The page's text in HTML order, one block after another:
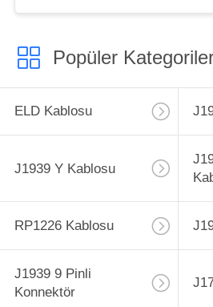
Popüler
ELD Kablosu
J1939 Y Kablosu
RP1226 Kablosu
J1939 9 Pinli
Konnektör